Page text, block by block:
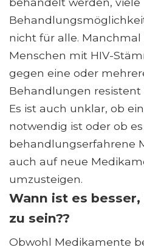
nicht für alle. Manchmal
Menschen mit HIV-
gegen eine oder
Behandlungen resistent
Es ist auch unklar, ob
notwendig ist oder ob
behandlungserfahrene
auch auf neue
umzusteigen.
Wann ist es
zu sein??
Obwohl Medikamente